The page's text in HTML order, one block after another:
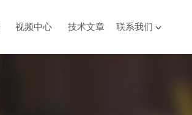
视频中心 技术文章 联系我们